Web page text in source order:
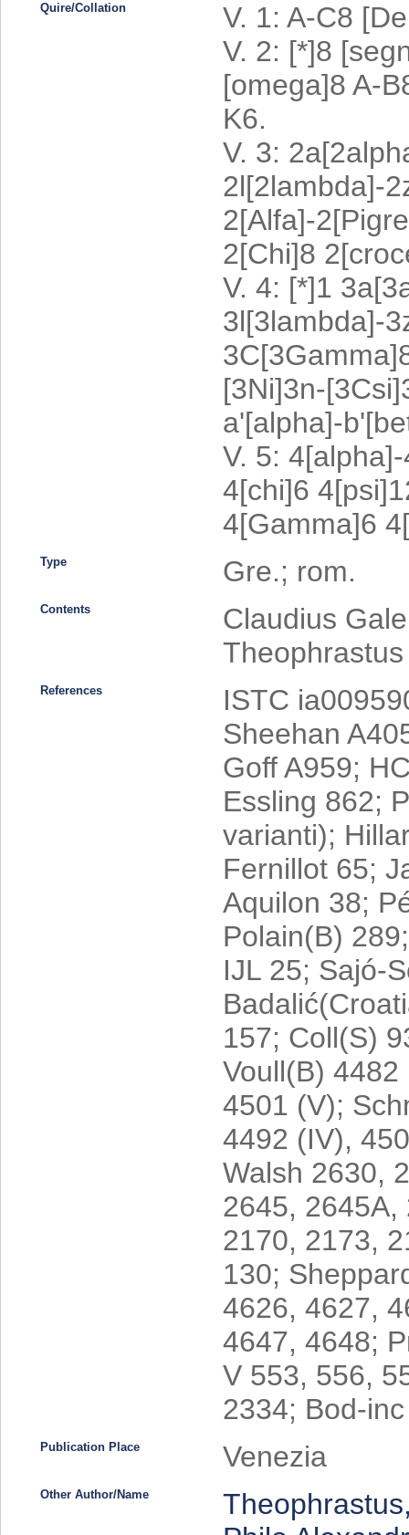
Quire/Collation
V. 1: A-C8
V. 2: [*]8
[omega]8 A-
K6.
V. 3:
2l[2lambda]-
2[Alfa]-
2[Chi]8
V. 4: [*]1
3l[3lambda]-
[3Ni]3n-
a'[alpha]-
V. 5:
4[chi]6
4[Gamma]6
Type Gre.; rom.
Contents
Claudius
References
ISTC
Sheehan
Goff A959;
Essling 862;
varianti);
Fernillot 65;
Aquilon 38;
Polain(B)
IJL 25; Sajó-
157; Coll(S)
Voull(B)
4501 (V);
4492 (IV),
Walsh 2630,
2645,
2170, 2173,
130;
4626, 4627,
4647, 4648;
V 553, 556,
2334; Bod-
Publication Place Venezia
Other Author/Name